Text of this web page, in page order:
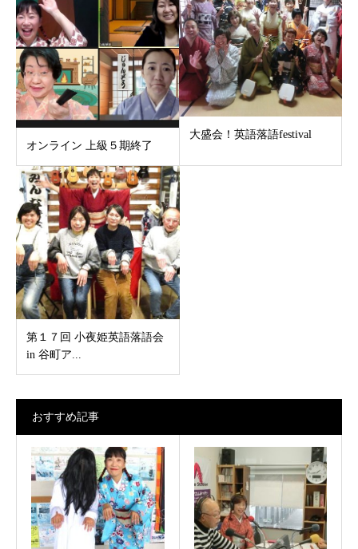
オンライン 上級５期終了
大盛会！英語落語festival
第１７回 小夜姫英語落語会
in 谷町ア...
おすすめ記事